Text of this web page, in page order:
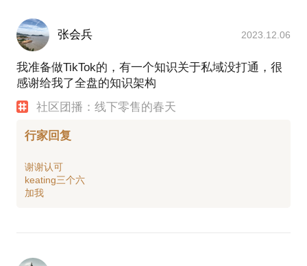
张会兵 2023.12.06
我准备做TikTok的，有一个知识关于私域没打通，很
感谢给我了全盘的知识架构
社区团播：线下零售的春天
行家回复
谢谢认可
keating三个六